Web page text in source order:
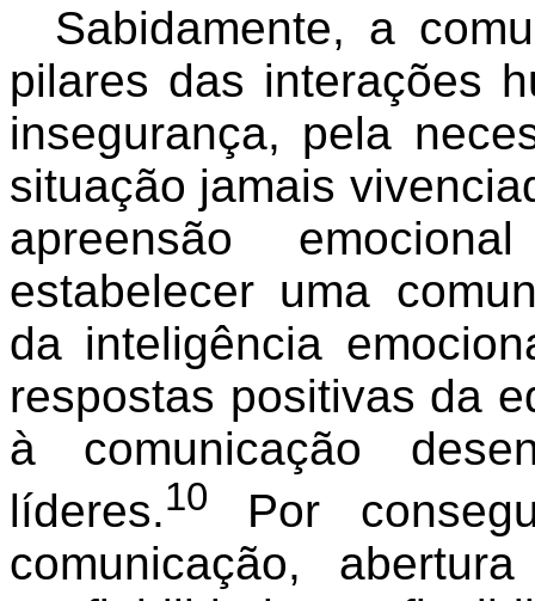
Sabidamente, a
pilares das interações
insegurança, pela
situação jamais
apreensão
estabelecer uma
da inteligência
respostas positivas da
à comunicação
líderes.10
Por
comunicação,